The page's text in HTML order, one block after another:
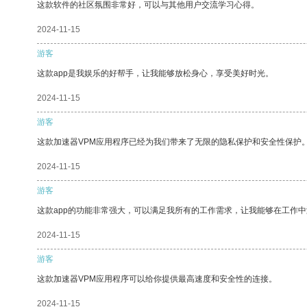
这款软件的社区氛围非常好，可以与其他用户交流学习心得。
2024-11-15
游客
这款app是我娱乐的好帮手，让我能够放松身心，享受美好时光。
2024-11-15
游客
这款加速器VPM应用程序已经为我们带来了无限的隐私保护和安全性保护。
2024-11-15
游客
这款app的功能非常强大，可以满足我所有的工作需求，让我能够在工作中
2024-11-15
游客
这款加速器VPM应用程序可以给你提供最高速度和安全性的连接。
2024-11-15